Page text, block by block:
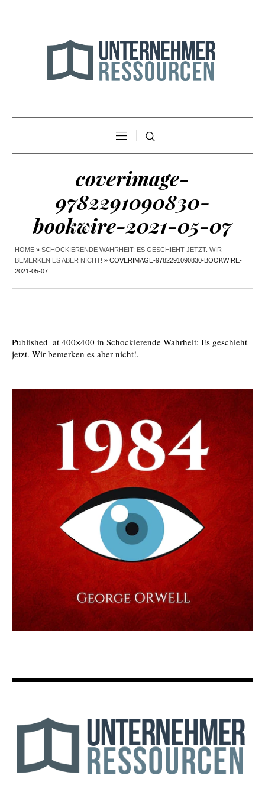
coverimage-
9782291090830-
bookwire-2021-05-07
HOME » SCHOCKIERENDE WAHRHEIT: ES GESCHIEHT JETZT. WIR
BEMERKEN ES ABER NICHT! » COVERIMAGE-9782291090830-BOOKWIRE-
2021-05-07
Published at 400×400 in Schockierende Wahrheit: Es geschieht
jetzt. Wir bemerken es aber nicht!.